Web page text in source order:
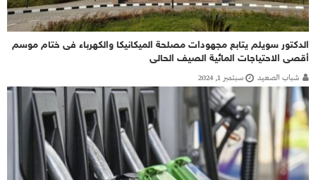
الدكتور سويلم يتابع مجهودات مصلحة الميكانيكا والكهرباء فى ختام موسم
أقصى الاحتياجات المائية الصيف الحالى
شباب الصعيد سبتمبر 1, 2024